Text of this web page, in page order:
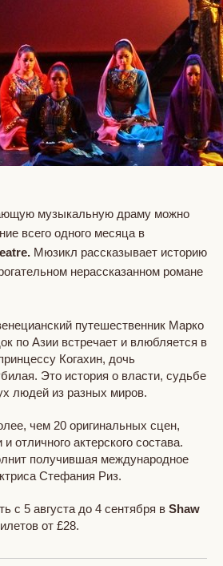
музыкальную драму можно
всего одного месяца в
Мюзикл рассказывает историю
нерассказанном романе
путешественник Марко
по Азии встречает и влюбляется в
Когахин, дочь
Это история о власти, судьбе
людей из разных миров.
чем 20 оригинальных сцен,
отличного актерского состава.
получившая международное
Стефания Риз.
с 5 августа до 4 сентября в Shaw
от £28.